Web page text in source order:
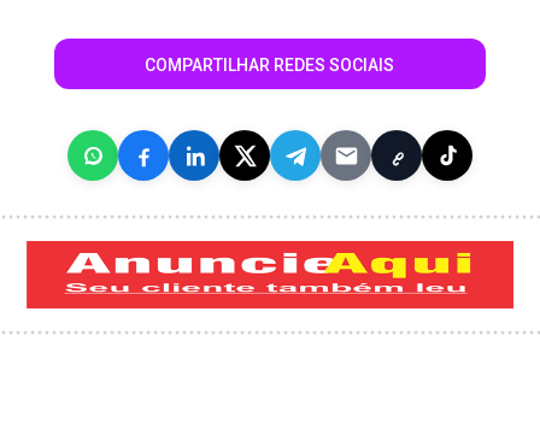
COMPARTILHAR REDES SOCIAIS